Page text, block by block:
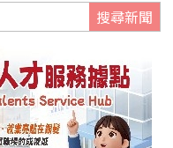
搜尋新聞